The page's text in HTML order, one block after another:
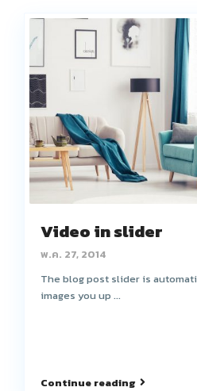
Video in slider
พ.ค. 27, 2014
The blog post slider is
images you up ...
Continue reading